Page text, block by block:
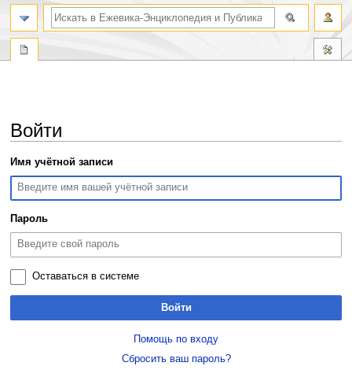
Войти
Перейти
к
навигации
Перейти
к
поиску
Имя учётной записи
Пароль
Оставаться в системе
Войти
Помощь по входу
Сбросить ваш пароль?
поиск по словам